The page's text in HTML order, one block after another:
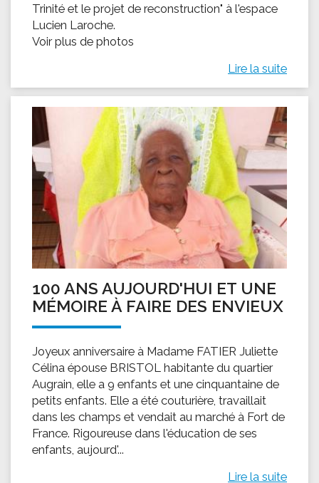
Trinité et le projet de reconstruction" à l'espace
Lucien Laroche.
Voir plus de photos
Lire la suite
100 ANS AUJOURD'HUI ET UNE
MÉMOIRE À FAIRE DES ENVIEUX
Joyeux anniversaire à Madame FATIER Juliette
Célina épouse BRISTOL habitante du quartier
Augrain, elle a 9 enfants et une cinquantaine de
petits enfants. Elle a été couturière, travaillait
dans les champs et vendait au marché à Fort de
France. Rigoureuse dans l'éducation de ses
enfants, aujourd'...
Lire la suite